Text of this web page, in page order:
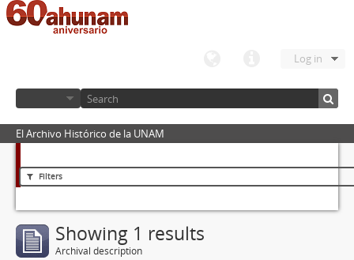
Log in
El Archivo Histórico de la UNAM
Filters
Showing 1 results
Archival description